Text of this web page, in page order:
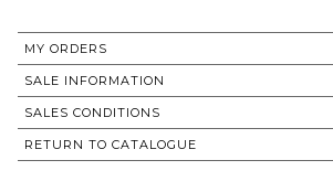
MY ORDERS
SALE INFORMATION
SALES CONDITIONS
RETURN TO CATALOGUE